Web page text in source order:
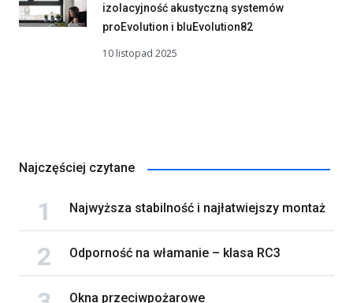
izolacyjność akustyczną systemów
proEvolution i bluEvolution82
10 listopad 2025
Najczęściej czytane
Najwyższa stabilność i najłatwiejszy montaż
Odporność na włamanie – klasa RC3
Okna przeciwpożarowe